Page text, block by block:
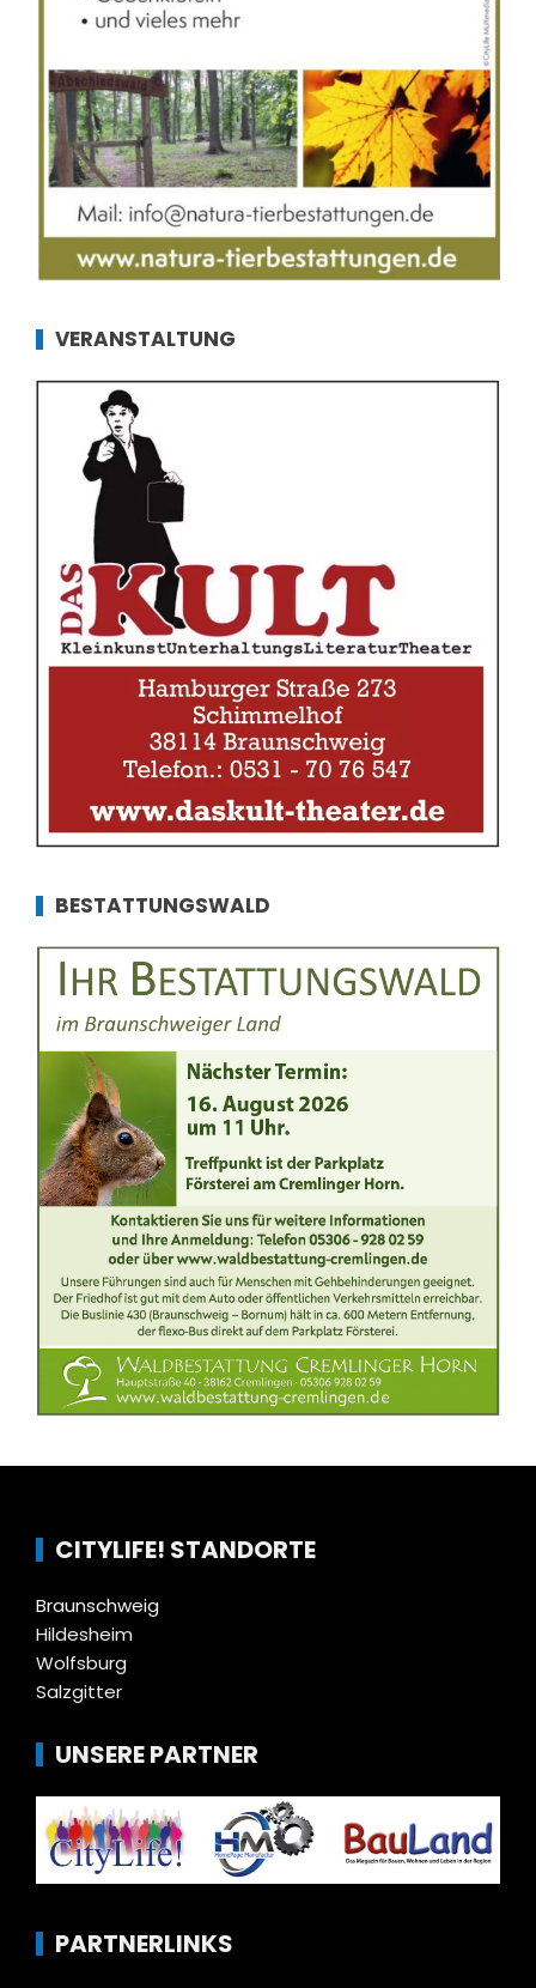
VERANSTALTUNG
BESTATTUNGSWALD
CITYLIFE! STANDORTE
Braunschweig
Hildesheim
Wolfsburg
Salzgitter
UNSERE PARTNER
PARTNERLINKS